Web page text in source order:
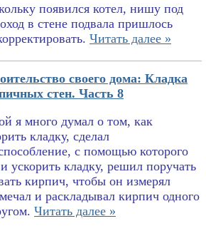
появился котел, нишу под
в стене подвала пришлось
Читать далее »
своего дома: Кладка
стен. Часть 8
я много думал о том, как
кладку, сделал
с помощью которого
ускорить кладку, решил поручать
кирпич, чтобы он измерял
и раскладывал кирпич одного
Читать далее »